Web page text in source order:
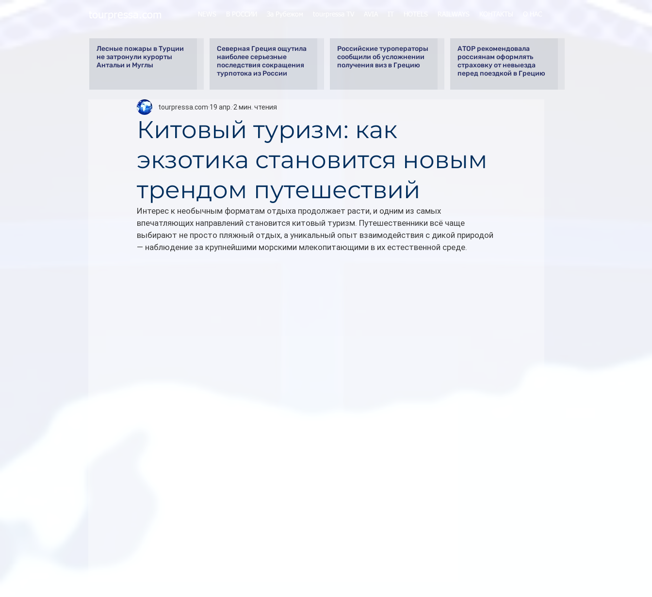
Лесные пожары в Турции
не затронули курорты
Антальи и Муглы
Северная Греция ощутила
наиболее серьезные
последствия сокращения
турпотока из России
Российские туроператоры
сообщили об усложнении
получения виз в Грецию
АТОР рекомендовала
россиянам оформлять
страховку от невыезда
перед поездкой в Грецию
Китовый туризм: как
экзотика становится новым
трендом путешествий
tourpressa.com 19 апр. 2 мин. чтения
Интерес к необычным форматам отдыха продолжает расти, и одним из самых
впечатляющих направлений становится китовый туризм. Путешественники всё чаще
выбирают не просто пляжный отдых, а уникальный опыт взаимодействия с дикой природой
— наблюдение за крупнейшими морскими млекопитающими в их естественной среде.